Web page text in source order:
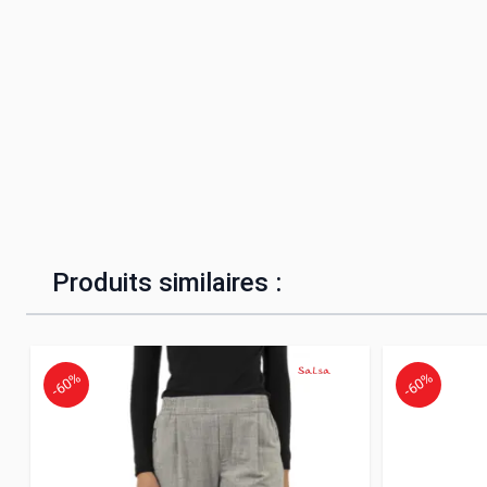
Produits similaires :
-60% -60%